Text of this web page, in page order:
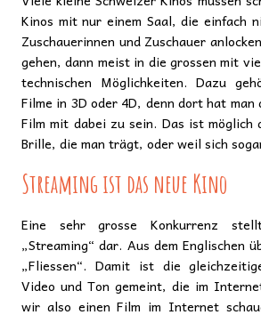
Kinos mit nur einem Saal, die einfach
Zuschauerinnen und Zuschauer
gehen, dann meist in die grossen mit
technischen Möglichkeiten. Dazu
Filme in 3D oder 4D, denn dort hat man
Film mit dabei zu sein. Das ist möglich
Brille, die man trägt, oder weil sich
Streaming ist das neue Kino
Eine sehr grosse Konkurrenz
„Streaming“ dar. Aus dem Englischen
„Fliessen“. Damit ist die
Video und Ton gemeint, die im
wir also einen Film im Internet